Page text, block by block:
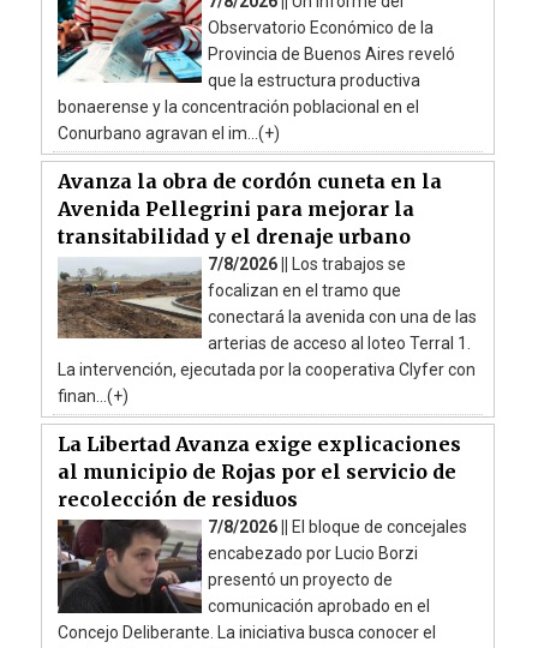
Observatorio Económico de la
Provincia de Buenos Aires reveló
que la estructura productiva
bonaerense y la concentración poblacional en el
Conurbano agravan el im...(+)
Avanza la obra de cordón cuneta en la
Avenida Pellegrini para mejorar la
transitabilidad y el drenaje urbano
7/8/2026 ||
Los trabajos se
focalizan en el tramo que
conectará la avenida con una de las
arterias de acceso al loteo Terral 1.
La intervención, ejecutada por la cooperativa Clyfer con
finan...(+)
La Libertad Avanza exige explicaciones
al municipio de Rojas por el servicio de
recolección de residuos
7/8/2026 ||
El bloque de concejales
encabezado por Lucio Borzi
presentó un proyecto de
comunicación aprobado en el
Concejo Deliberante. La iniciativa busca conocer el